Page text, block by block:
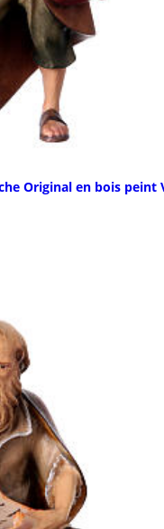
Original en bois peint